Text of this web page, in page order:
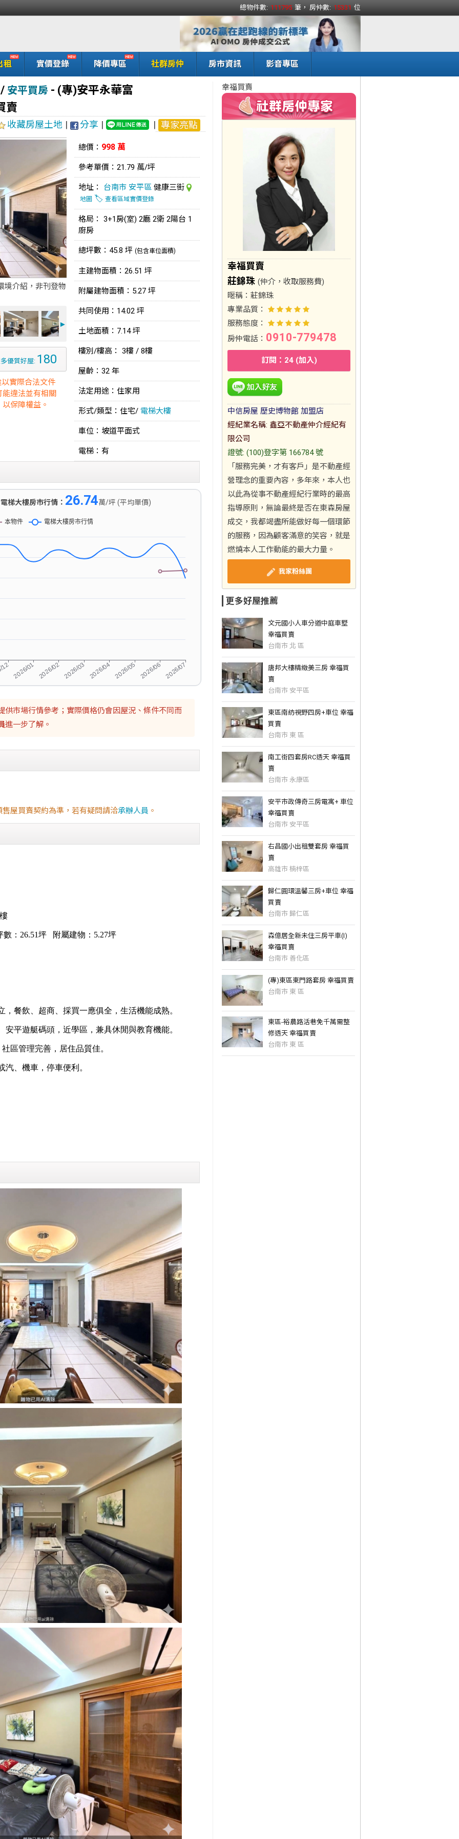
總物件數: 111795 筆， 房仲數: 15331 位
租 實價登錄 降價專區 社群房仲 房市資訊 影音專區
安平買房 - (專)安平永華富
賣
收藏房屋土地 | 分享 | | 專家亮點
境介紹，非刊登物
►
優質好屋: 180
實際合法文件
違法並有相關
保障權益。
總價： 998 萬
參考單價：21.79 萬/坪
地址： 台南市 安平區 健康三街
地圖 🏷️ 查看區域實價登錄
格局： 3+1房(室) 2廳 2衛 2陽台 1
廚房
總坪數：45.8 坪 (包含車位面積)
主建物面積：26.51 坪
附屬建物面積：5.27 坪
共同使用：14.02 坪
土地面積：7.14 坪
樓別/樓高： 3樓 / 8樓
屋齡：32 年
法定用途：住家用
形式/類型：住宅/ 電梯大樓
車位：坡道平面式
電梯：有
電梯大樓房市行情： 26.74萬/坪 (平均單價)
供市場行情參考；實際價格仍會因屋況、條件不同而
進一步了解。
屋買賣契約為準，若有疑問請洽承辦人員 。
幸福買賣
幸福買賣
莊錦珠 (仲介，收取服務費)
暱稱： 莊錦珠
專業品質：
服務態度：
房仲電話： 0910-779478
訂閱：24 (加入)
中信房屋 歷史博物館 加盟店
經紀業名稱: 鑫亞不動產仲介經紀有
限公司
證號: (100)登字第 166784 號
「服務完美，才有客戶」是不動產經
營理念的重要內容，多年來，本人也
以此為從事不動產經紀行業時的最高
指導原則，無論最終是否在東森房屋
成交，我都竭盡所能做好每一個環節
的服務，因為顧客滿意的笑容，就是
燃燒本人工作動能的最大力量。
我家粉絲團
更多好屋推薦
文元國小人車分道中庭車墅
幸福買賣
台南市 北 區
唐邦大樓精緻美三房 幸福買
賣
台南市 安平區
東區南紡視野四房+車位 幸福
買賣
台南市 東 區
南工街四套房RC透天 幸福買
賣
台南市 永康區
安平市政傳奇三房電寓+ 車位
幸福買賣
台南市 安平區
右昌國小出租雙套房 幸福買
賣
高雄市 楠梓區
歸仁圓環溫馨三房+車位 幸福
買賣
台南市 歸仁區
森億居全新未住三房平車(I)
幸福買賣
台南市 善化區
(專)東區東門路套房 幸福買賣
台南市 東 區
東區-裕農路活巷免千萬需整
修透天 幸福買賣
台南市 東 區